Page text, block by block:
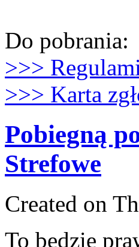
Do pobrania:
>>>
>>> Karta
Pobiegną
Strefowe
Created on
To będzie